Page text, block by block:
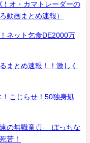
オ・カマトレーダーの
動画まとめ速報）
ネット乞食DE2000万
まとめ速報！！激しく
こじらせ！50独身処
の無職童貞- ぼっちな
苦！